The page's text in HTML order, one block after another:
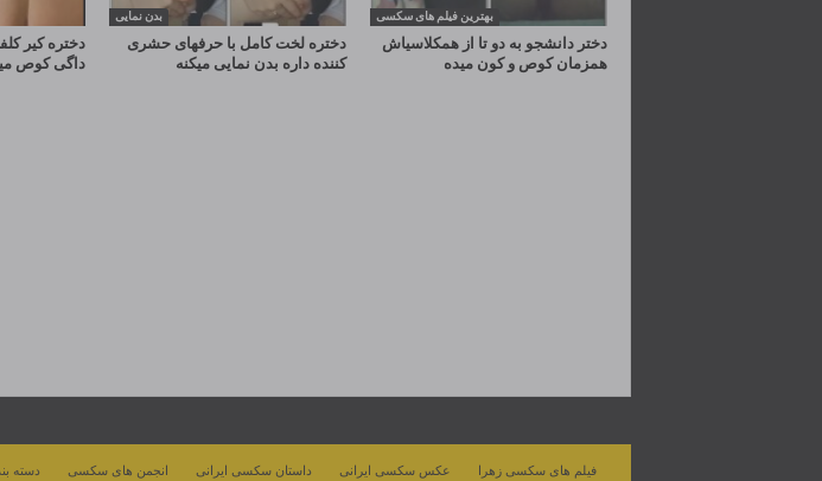
دختره کیر
داگی کوص
بدن نمایی
دختره لخت کامل با حرفهای حشری
کننده داره بدن نمایی میکنه
بهترین فیلم های سکسی
دختر دانشجو به دو تا از همکلاسیاش
همزمان کوص و کون میده
دسته انجمن های سکسی داستان سکسی ایرانی عکس سکسی ایرانی فیلم های سکسی زهرا